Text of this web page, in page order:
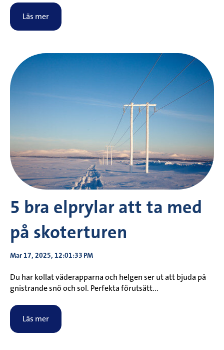
Läs mer
5 bra elprylar att ta med
på skoterturen
Mar 17, 2025, 12:01:33 PM
Du har kollat väderapparna och helgen ser ut att bjuda på
gnistrande snö och sol. Perfekta förutsätt...
Läs mer